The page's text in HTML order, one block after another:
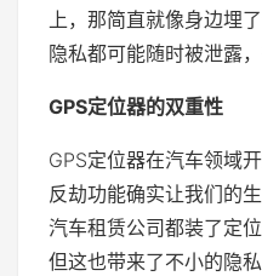
上，那简直就像身边埋
隐私都可能随时被泄露
GPS定位器的双重性
GPS定位器在汽车领域
反劫功能确实让我们的
汽车租赁公司都装了定
但这也带来了不小的隐